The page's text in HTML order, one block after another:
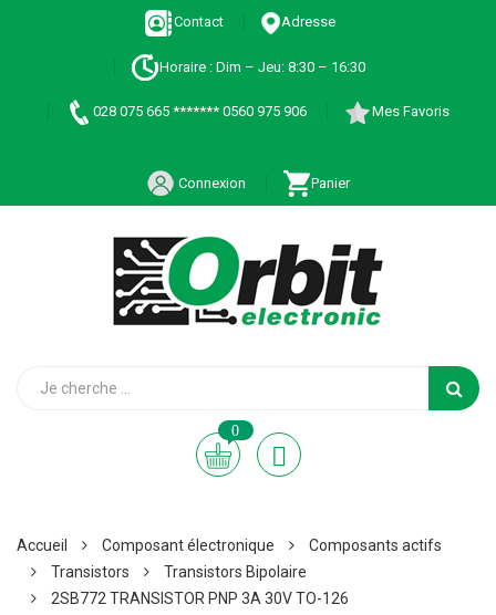
Contact Adresse
Horaire : Dim – Jeu: 8:30 – 16:30
028 075 665 ******* 0560 975 906 Mes Favoris
Connexion Panier
0
Accueil Composant électronique
Composants actifs
Transistors
Transistors Bipolaire
2SB772 TRANSISTOR PNP 3A 30V TO-126